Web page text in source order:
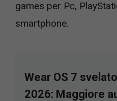
games per Pc,
smartphone.
Wear OS 7
2026: Maggiore